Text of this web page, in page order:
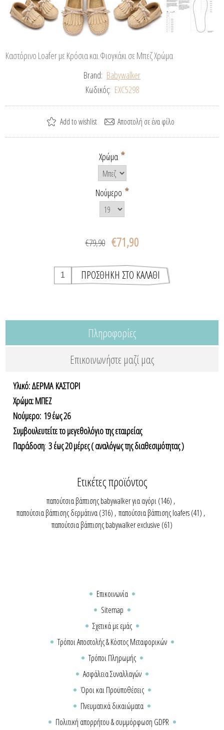
Καστόρινο Loafer με Κρόσια και Φιογκάκι σε Μπεζ Χρώμα
Brand: Babywalker
Κωδικός: EXC5298
Χρώμα *
Νούμερο *
€79,90 €71,90
Πληροφορίες
Επικοινωνήστε μαζί μας
Υλικό: ΔΕΡΜΑ ΚΑΣΤΟΡΙ
Χρώμα: ΜΠΕΖ
Nούμερο: 19 έως 26
Συμβουλευτείτε το μεγεθολόγιο της εταιρείας
Παράδοση:3 έως 20 μέρες ( αναλόγως της διαθεσιμότητας )
Ετικέτες προϊόντος
παπούτσια βάπτισης babywalker για αγόρι(146) ,
παπούτσια βάπτισης δερμάτινα(316) , παπούτσια βάπτισης loafers(41) ,
παπούτσια βάπτισης babywalker exclusive (61)
Επικοινωνία
Sitemap
Σχετικά με εμάς
Τρόποι Αποστολής & Κόστος Μεταφορικών
Τρόποι Πληρωμής
Ασφάλεια Συναλλαγών
Όροι και Προϋποθέσεις
Πνευματικά δικαιώματα
Πολιτική απορρήτου & συμμόρφωση GDPR